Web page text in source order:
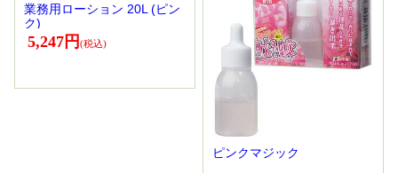
業務用ローション 20L (ピン
ク)
5,247円
ピンクマジック